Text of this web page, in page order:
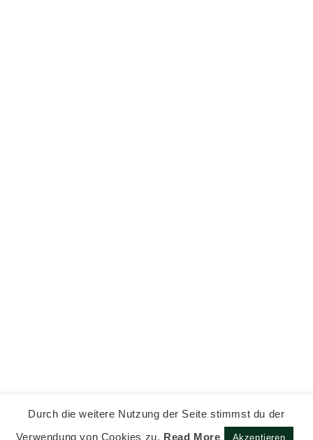
Durch die weitere Nutzung der Seite stimmst du der
Verwendung von Cookies zu. Read More Akzeptieren